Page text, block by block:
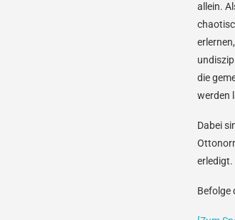
allein.
die
werden
Dabei
erledigt.
Befolge